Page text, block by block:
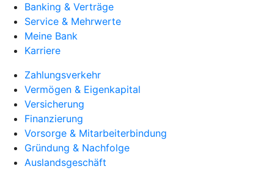
Banking & Verträge
Service & Mehrwerte
Meine Bank
Karriere
Zahlungsverkehr
Vermögen & Eigenkapital
Versicherung
Finanzierung
Vorsorge & Mitarbeiterbindung
Gründung & Nachfolge
Auslandsgeschäft